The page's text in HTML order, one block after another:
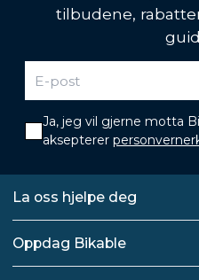
tilbudene,
Ja, jeg vil gjerne motta
aksepterer
La oss hjelpe deg
Oppdag Bikable